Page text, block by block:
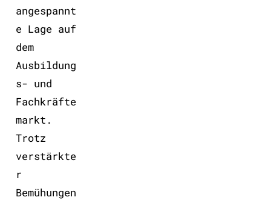
angespannt
e Lage auf
dem
Ausbildung
s- und
Fachkräfte
markt.
Trotz
verstärkte
r
Bemühungen